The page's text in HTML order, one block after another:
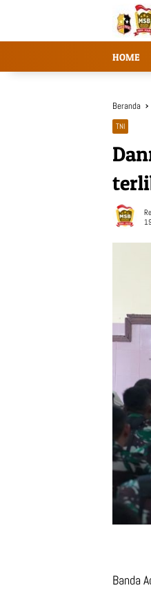
HOME
Beranda
TNI
Banda